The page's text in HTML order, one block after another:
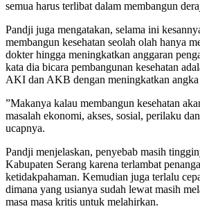
semua harus terlibat dalam membangun
Pandji juga mengatakan, selama ini
membangun kesehatan seolah olah hanya
dokter hingga meningkatkan anggaran
kata dia bicara pembangunan kesehatan
AKI dan AKB dengan meningkatkan angka
”Makanya kalau membangun kesehatan
masalah ekonomi, akses, sosial, perilaku
ucapnya.
Pandji menjelaskan, penyebab masih
Kabupaten Serang karena terlambat
ketidakpahaman. Kemudian juga terlalu
dimana yang usianya sudah lewat masih
masa masa kritis untuk melahirkan.